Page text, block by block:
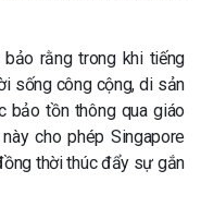
rằng trong khi tiếng
sống công cộng, di sản
bảo tồn thông qua giáo
cho phép Singapore
thời thúc đẩy sự gắn